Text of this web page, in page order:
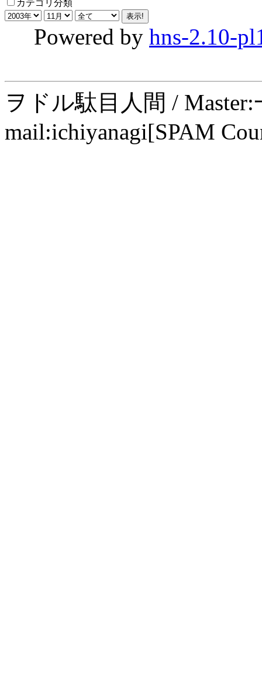
カテゴリ分類
Powered by hns-2.10-
ヲドル駄目人間 /
mail:ichiyanagi[SPAM